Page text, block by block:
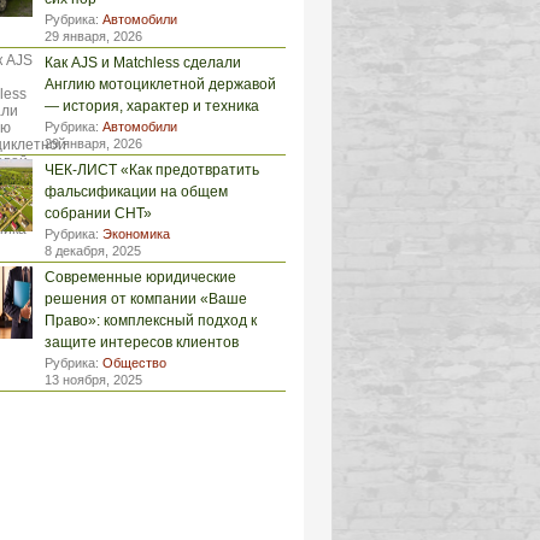
Рубрика: Автомобили
29 января, 2026
Как AJS и Matchless сделали
Англию мотоциклетной державой
— история, характер и техника
Рубрика: Автомобили
29 января, 2026
ЧЕК-ЛИСТ «Как предотвратить
фальсификации на общем
собрании СНТ»
Рубрика: Экономика
8 декабря, 2025
Современные юридические
решения от компании «Ваше
Право»: комплексный подход к
защите интересов клиентов
Рубрика: Общество
13 ноября, 2025